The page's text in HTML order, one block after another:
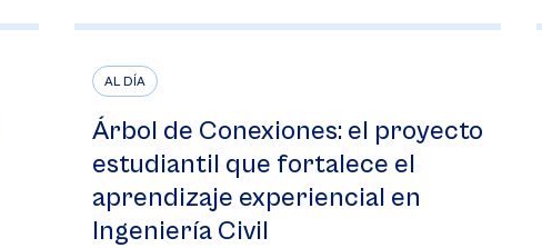
AL DÍA
Árbol de Conexiones: el proyecto
estudiantil que fortalece el
aprendizaje experiencial en
Ingeniería Civil